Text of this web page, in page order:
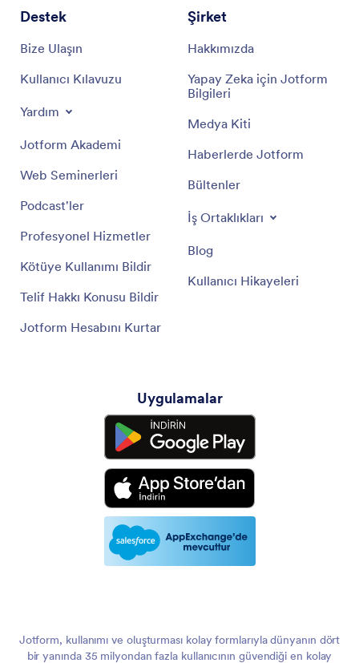
Destek
Bize Ulaşın
Kullanıcı Kılavuzu
Yardım
Jotform Akademi
Web Seminerleri
Podcast'ler
Profesyonel Hizmetler
Kötüye Kullanımı Bildir
Telif Hakkı Konusu Bildir
Jotform Hesabını Kurtar
Şirket
Hakkımızda
Yapay Zeka için Jotform
Bilgileri
Medya Kiti
Haberlerde Jotform
Bültenler
İş Ortaklıkları
Blog
Kullanıcı Hikayeleri
Uygulamalar
Jotform, kullanımı ve oluşturması kolay formlarıyla dünyanın dört
bir yanında 35 milyondan fazla kullanıcının güvendiği en kolay